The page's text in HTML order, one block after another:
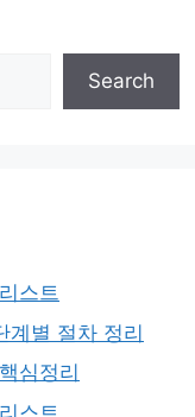
Search
스트
계별 절차 정리
심정리
스트